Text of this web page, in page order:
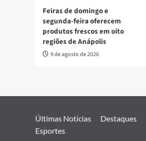
Feiras de domingo e
segunda-feira oferecem
produtos frescos em oito
regiões de Anápolis
9 de agosto de 2026
Últimas Notícias Destaques
Esportes